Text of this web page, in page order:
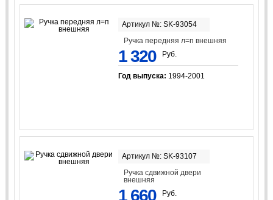
Артикул №: SK-93054
Ручка передняя л=п внешняя
1 320 Руб.
Год выпуска: 1994-2001
Артикул №: SK-93107
Ручка сдвижной двери
внешняя
1 660 Руб.